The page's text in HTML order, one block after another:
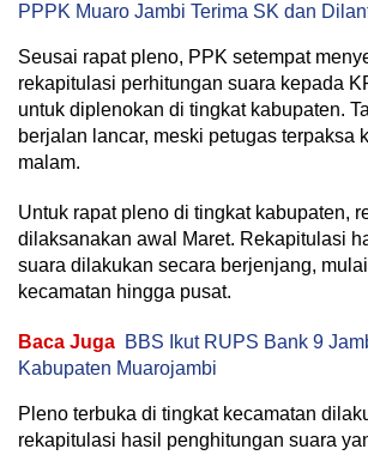
PPPK Muaro Jambi Terima SK dan
Seusai rapat pleno, PPK setempat
rekapitulasi perhitungan suara kepada
untuk diplenokan di tingkat kabupaten.
berjalan lancar, meski petugas terpaksa
malam.
Untuk rapat pleno di tingkat kabupaten,
dilaksanakan awal Maret. Rekapitulasi
suara dilakukan secara berjenjang,
kecamatan hingga pusat.
Baca Juga BBS Ikut RUPS Bank 9
Kabupaten Muarojambi
Pleno terbuka di tingkat kecamatan
rekapitulasi hasil penghitungan suara